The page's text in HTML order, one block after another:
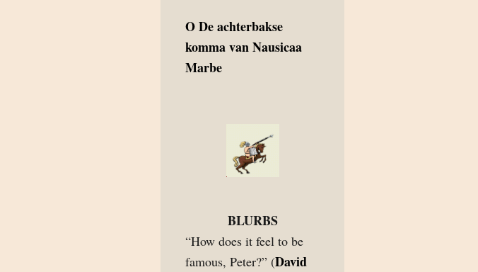
ODe achterbakse
komma van Nausicaa
Marbe
BLURBS
“How does it feel to be
famous, Peter?” (David